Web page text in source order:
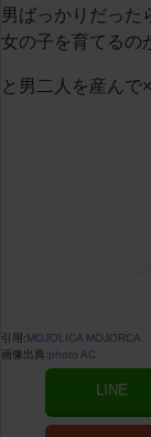
男ばっかりだった
女の子を育てるの
と男二人を産んで
引用:MOJOLICA MOJORCA
画像出典:photo AC
LINE